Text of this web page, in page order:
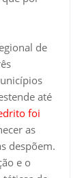
de
até
foi
as
despõem.
e o